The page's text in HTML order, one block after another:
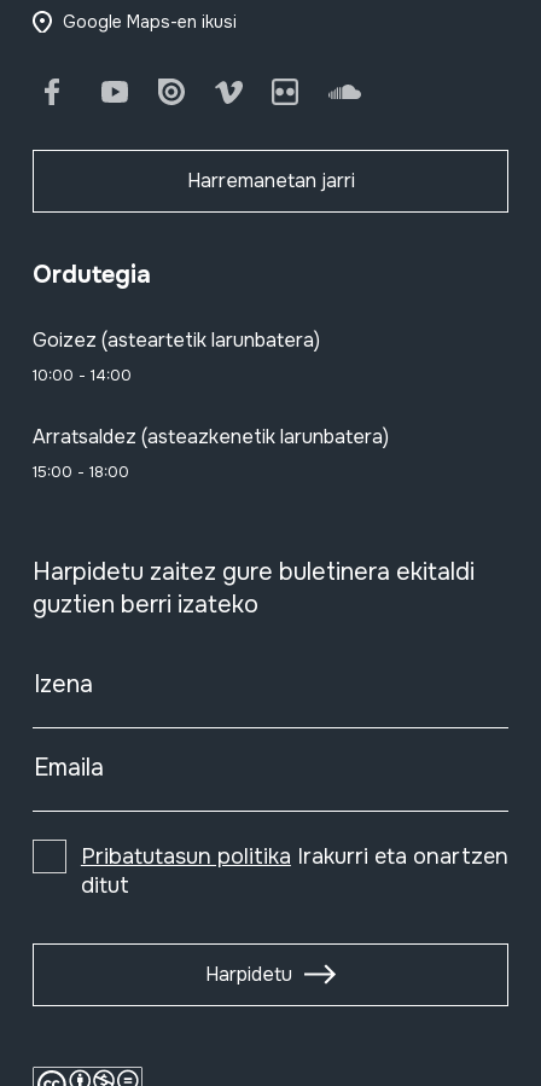
Google Maps-en ikusi
FacebookYoutube Issuu Vimeo Flickr SoundCloud
Harremanetan jarri
Ordutegia
Goizez (asteartetik larunbatera)
10:00 - 14:00
Arratsaldez (asteazkenetik larunbatera)
15:00 - 18:00
Harpidetu zaitez gure buletinera ekitaldi
guztien berri izateko
Izena
Emaila
Pribatutasun politika Irakurri eta onartzen
ditut
Harpidetu